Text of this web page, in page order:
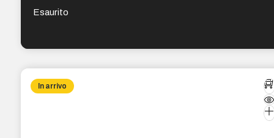
Esaurito
In arrivo